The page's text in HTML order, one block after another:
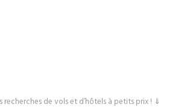
recherches de vols et d’hôtels à petits prix ! ⇓